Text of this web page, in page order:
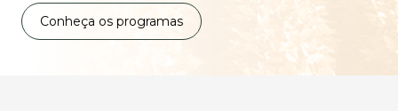
Conheça os programas